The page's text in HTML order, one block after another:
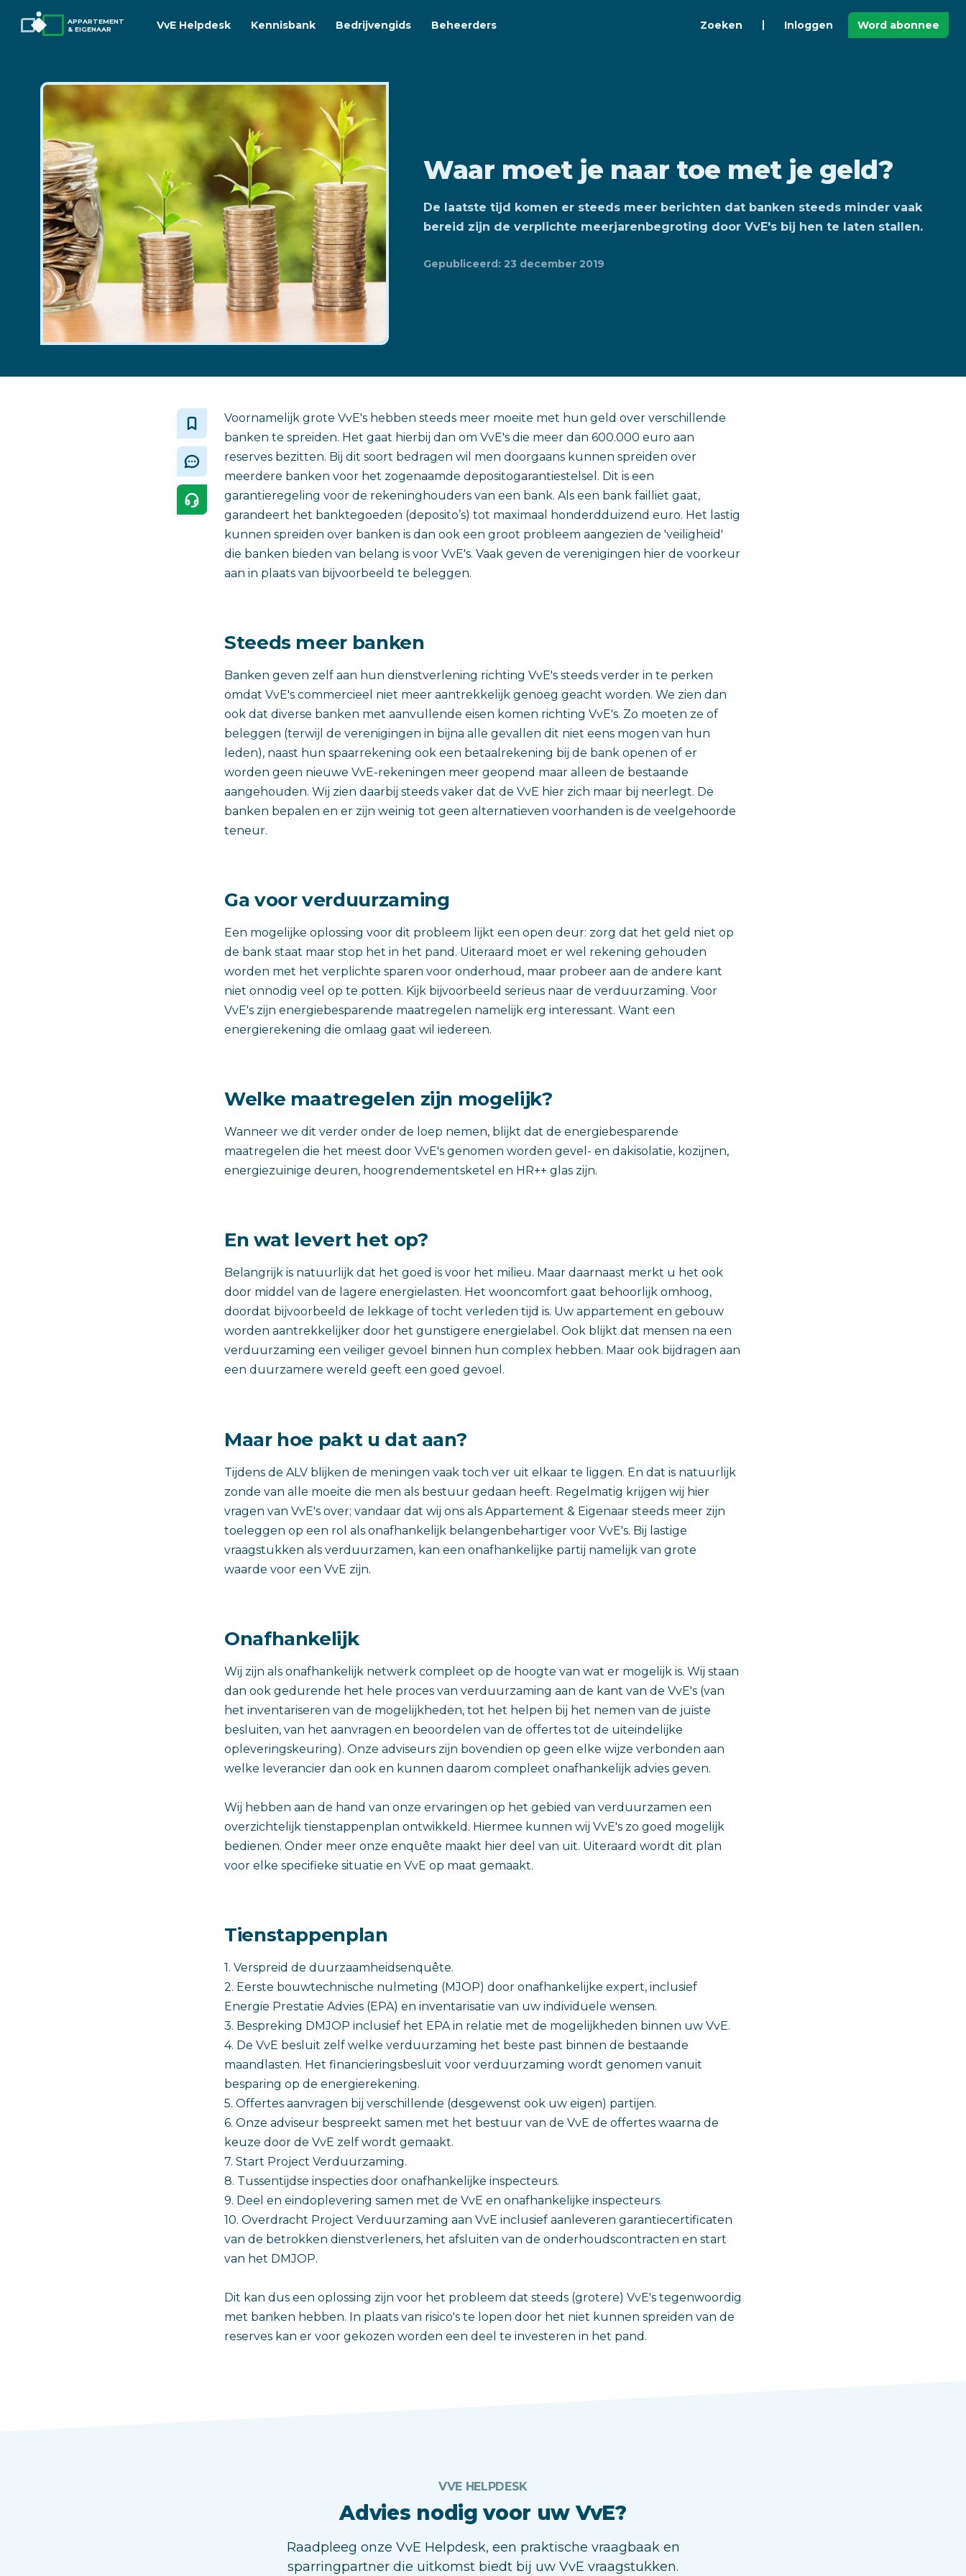
APPARTEMENT
& EIGENAAR
VvE Helpdesk Kennisbank Bedrijvengids Beheerders Zoeken Inloggen Word abonnee
Waar moet je naar toe met je geld?
De laatste tijd komen er steeds meer berichten dat banken steeds minder vaak
bereid zijn de verplichte meerjarenbegroting door VvE's bij hen te laten stallen.
Gepubliceerd: 23 december 2019
Voornamelijk grote VvE's hebben steeds meer moeite met hun geld over verschillende
banken te spreiden. Het gaat hierbij dan om VvE's die meer dan 600.000 euro aan
reserves bezitten. Bij dit soort bedragen wil men doorgaans kunnen spreiden over
meerdere banken voor het zogenaamde depositogarantiestelsel. Dit is een
garantieregeling voor de rekeninghouders van een bank. Als een bank failliet gaat,
garandeert het banktegoeden (deposito’s) tot maximaal honderdduizend euro. Het lastig
kunnen spreiden over banken is dan ook een groot probleem aangezien de 'veiligheid'
die banken bieden van belang is voor VvE's. Vaak geven de verenigingen hier de voorkeur
aan in plaats van bijvoorbeeld te beleggen.
Steeds meer banken
Banken geven zelf aan hun dienstverlening richting VvE's steeds verder in te perken
omdat VvE's commercieel niet meer aantrekkelijk genoeg geacht worden. We zien dan
ook dat diverse banken met aanvullende eisen komen richting VvE's. Zo moeten ze of
beleggen (terwijl de verenigingen in bijna alle gevallen dit niet eens mogen van hun
leden), naast hun spaarrekening ook een betaalrekening bij de bank openen of er
worden geen nieuwe VvE-rekeningen meer geopend maar alleen de bestaande
aangehouden. Wij zien daarbij steeds vaker dat de VvE hier zich maar bij neerlegt. De
banken bepalen en er zijn weinig tot geen alternatieven voorhanden is de veelgehoorde
teneur.
Ga voor verduurzaming
Een mogelijke oplossing voor dit probleem lijkt een open deur: zorg dat het geld niet op
de bank staat maar stop het in het pand. Uiteraard moet er wel rekening gehouden
worden met het verplichte sparen voor onderhoud, maar probeer aan de andere kant
niet onnodig veel op te potten. Kijk bijvoorbeeld serieus naar de verduurzaming. Voor
VvE's zijn energiebesparende maatregelen namelijk erg interessant. Want een
energierekening die omlaag gaat wil iedereen.
Welke maatregelen zijn mogelijk?
Wanneer we dit verder onder de loep nemen, blijkt dat de energiebesparende
maatregelen die het meest door VvE's genomen worden gevel- en dakisolatie, kozijnen,
energiezuinige deuren, hoogrendementsketel en HR++ glas zijn.
En wat levert het op?
Belangrijk is natuurlijk dat het goed is voor het milieu. Maar daarnaast merkt u het ook
door middel van de lagere energielasten. Het wooncomfort gaat behoorlijk omhoog,
doordat bijvoorbeeld de lekkage of tocht verleden tijd is. Uw appartement en gebouw
worden aantrekkelijker door het gunstigere energielabel. Ook blijkt dat mensen na een
verduurzaming een veiliger gevoel binnen hun complex hebben. Maar ook bijdragen aan
een duurzamere wereld geeft een goed gevoel.
Maar hoe pakt u dat aan?
Tijdens de ALV blijken de meningen vaak toch ver uit elkaar te liggen. En dat is natuurlijk
zonde van alle moeite die men als bestuur gedaan heeft. Regelmatig krijgen wij hier
vragen van VvE's over; vandaar dat wij ons als Appartement & Eigenaar steeds meer zijn
toeleggen op een rol als onafhankelijk belangenbehartiger voor VvE's. Bij lastige
vraagstukken als verduurzamen, kan een onafhankelijke partij namelijk van grote
waarde voor een VvE zijn.
Onafhankelijk
Wij zijn als onafhankelijk netwerk compleet op de hoogte van wat er mogelijk is. Wij staan
dan ook gedurende het hele proces van verduurzaming aan de kant van de VvE's (van
het inventariseren van de mogelijkheden, tot het helpen bij het nemen van de juiste
besluiten, van het aanvragen en beoordelen van de offertes tot de uiteindelijke
opleveringskeuring). Onze adviseurs zijn bovendien op geen elke wijze verbonden aan
welke leverancier dan ook en kunnen daarom compleet onafhankelijk advies geven.
Wij hebben aan de hand van onze ervaringen op het gebied van verduurzamen een
overzichtelijk tienstappenplan ontwikkeld. Hiermee kunnen wij VvE's zo goed mogelijk
bedienen. Onder meer onze enquête maakt hier deel van uit. Uiteraard wordt dit plan
voor elke specifieke situatie en VvE op maat gemaakt.
Tienstappenplan
1. Verspreid de duurzaamheidsenquête.
2. Eerste bouwtechnische nulmeting (MJOP) door onafhankelijke expert, inclusief
Energie Prestatie Advies (EPA) en inventarisatie van uw individuele wensen.
3. Bespreking DMJOP inclusief het EPA in relatie met de mogelijkheden binnen uw VvE.
4. De VvE besluit zelf welke verduurzaming het beste past binnen de bestaande
maandlasten. Het financieringsbesluit voor verduurzaming wordt genomen vanuit
besparing op de energierekening.
5. Offertes aanvragen bij verschillende (desgewenst ook uw eigen) partijen.
6. Onze adviseur bespreekt samen met het bestuur van de VvE de offertes waarna de
keuze door de VvE zelf wordt gemaakt.
7. Start Project Verduurzaming.
8. Tussentijdse inspecties door onafhankelijke inspecteurs.
9. Deel en eindoplevering samen met de VvE en onafhankelijke inspecteurs.
10. Overdracht Project Verduurzaming aan VvE inclusief aanleveren garantiecertificaten
van de betrokken dienstverleners, het afsluiten van de onderhoudscontracten en start
van het DMJOP.
Dit kan dus een oplossing zijn voor het probleem dat steeds (grotere) VvE's tegenwoordig
met banken hebben. In plaats van risico's te lopen door het niet kunnen spreiden van de
reserves kan er voor gekozen worden een deel te investeren in het pand.
VVE HELPDESK
Advies nodig voor uw VvE?
Raadpleeg onze VvE Helpdesk, een praktische vraagbaak en
sparringpartner die uitkomst biedt bij uw VvE vraagstukken.